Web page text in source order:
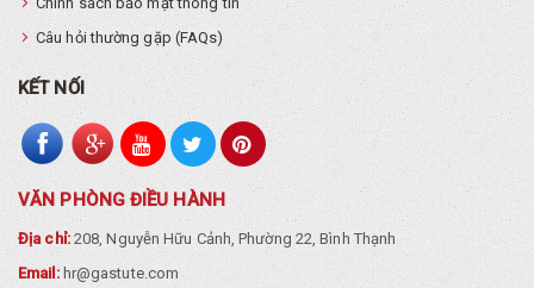
Câu hỏi thường gặp (FAQs)
KẾT NỐI
VĂN PHÒNG ĐIỀU HÀNH
Địa chỉ:208, Nguyễn Hữu Cảnh, Phường 22, Bình Thạnh
Email:hr@gastute.com